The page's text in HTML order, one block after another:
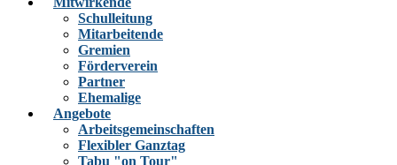
Schulleitung
Mitarbeitende
Gremien
Förderverein
Partner
Ehemalige
Angebote
Arbeitsgemeinschaften
Flexibler Ganztag
Tabu "on Tour"